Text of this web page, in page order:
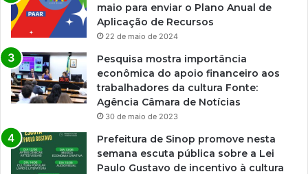
maio para enviar o Plano Anual de
Aplicação de Recursos
22 de maio de 2024
Pesquisa mostra importância
econômica do apoio financeiro aos
trabalhadores da cultura Fonte:
Agência Câmara de Notícias
30 de maio de 2023
Prefeitura de Sinop promove nesta
semana escuta pública sobre a Lei
Paulo Gustavo de incentivo à cultura